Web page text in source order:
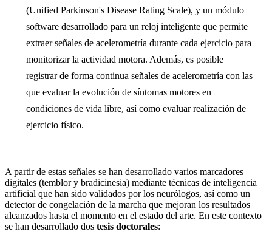
(Unified Parkinson's Disease Rating Scale), y un módulo
software desarrollado para un reloj inteligente que permite
extraer señales de acelerometría durante cada ejercicio para
monitorizar la actividad motora. Además, es posible
registrar de forma continua señales de acelerometría con las
que evaluar la evolución de síntomas motores en
condiciones de vida libre, así como evaluar realización de
ejercicio físico.
A partir de estas señales se han desarrollado varios marcadores
digitales (temblor y bradicinesia) mediante técnicas de inteligencia
artificial que han sido validados por los neurólogos, así como un
detector de congelación de la marcha que mejoran los resultados
alcanzados hasta el momento en el estado del arte. En este contexto
se han desarrollado dos tesis doctorales: